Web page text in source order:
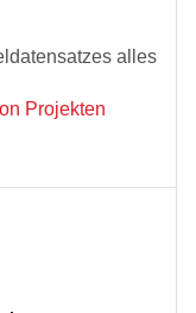
alles
Projekten